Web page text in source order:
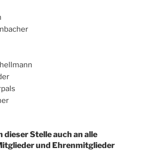
Stelle auch an alle
und Ehrenmitglieder